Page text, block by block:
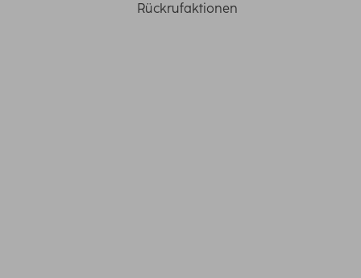
Rückrufaktionen